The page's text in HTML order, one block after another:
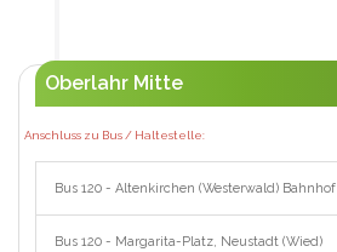
Oberlahr Mitte
Anschluss zu Bus / Haltestelle:
Bus 120 - Altenkirchen (Westerwald) Bahnhof
Bus 120 - Margarita-Platz, Neustadt (Wied)